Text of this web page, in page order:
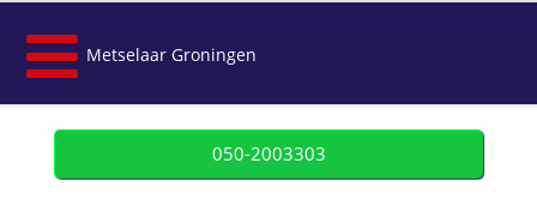
Metselaar Groningen
050-2003303